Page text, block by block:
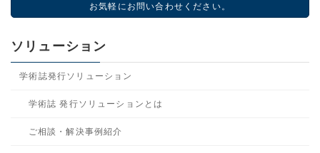
お気軽にお問い合わせください。
ソリューション
学術誌発行ソリューション
学術誌 発行ソリューションとは
ご相談・解決事例紹介